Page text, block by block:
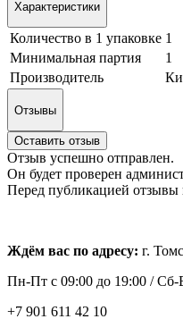
Характеристики
Количество в 1 упаковке 1
Минимальная партия
1
Производитель
Отзывы
Оставить отзыв
Отзыв успешно отправлен.
Он будет проверен
Перед публикацией отзывы
Ждём вас по адресу: г.
Пн-Пт с 09:00 до 19:00 /Сб-
+7 901 611 42 10